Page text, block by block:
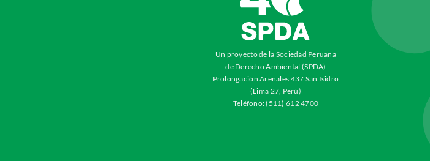
Un proyecto de la Sociedad Peruana
de Derecho Ambiental (SPDA)
Prolongación Arenales 437 San Isidro
(Lima 27, Perú)
Teléfono: (511) 612 4700